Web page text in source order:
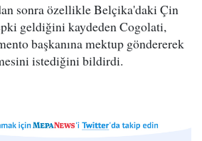
sonra özellikle Belçika'daki Çin
geldiğini kaydeden Cogolati,
başkanına mektup göndererek
istediğini bildirdi.